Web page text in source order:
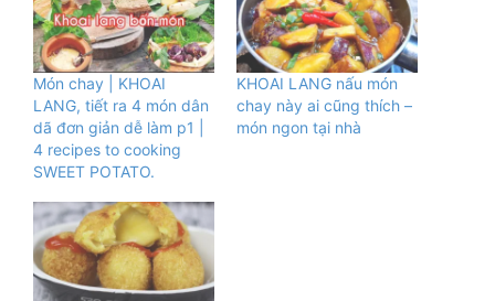
Món chay | KHOAI
LANG, tiết ra 4 món dân
dã đơn giản dễ làm p1 |
4 recipes to cooking
SWEET POTATO.
KHOAI LANG nấu món
chay này ai cũng thích –
món ngon tại nhà